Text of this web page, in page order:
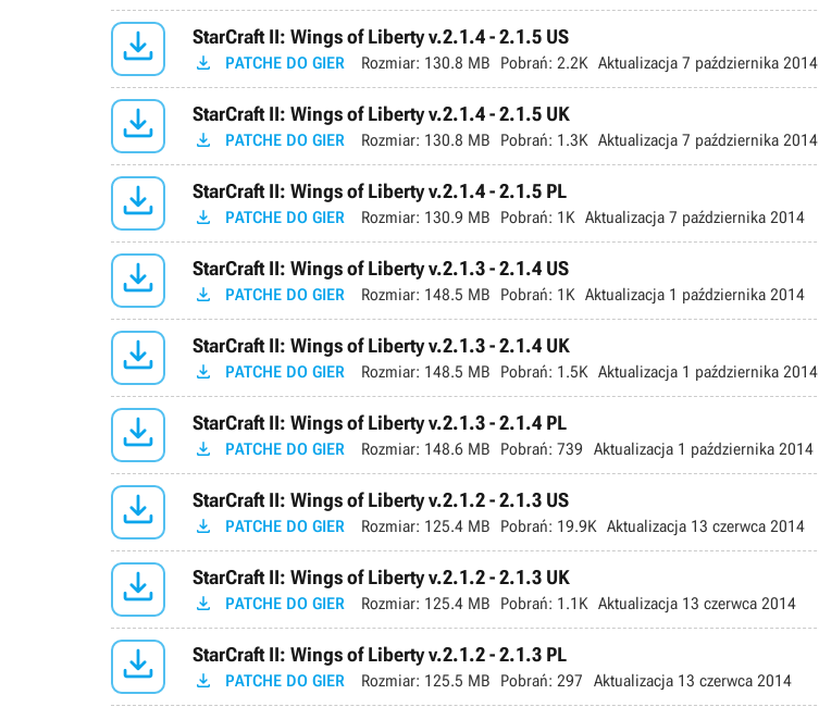
 StarCraft II: Wings of Liberty v.2.1.4 - 2.1.5 US
 PATCHE DO GIER Rozmiar: 130.8 MB Pobrań: 2.2K Aktualizacja 7 października 2014
 StarCraft II: Wings of Liberty v.2.1.4 - 2.1.5 UK
 PATCHE DO GIER Rozmiar: 130.8 MB Pobrań: 1.3K Aktualizacja 7 października 2014
 StarCraft II: Wings of Liberty v.2.1.4 - 2.1.5 PL
 PATCHE DO GIER Rozmiar: 130.9 MB Pobrań: 1K Aktualizacja 7 października 2014
 StarCraft II: Wings of Liberty v.2.1.3 - 2.1.4 US
 PATCHE DO GIER Rozmiar: 148.5 MB Pobrań: 1K Aktualizacja 1 października 2014
 StarCraft II: Wings of Liberty v.2.1.3 - 2.1.4 UK
 PATCHE DO GIER Rozmiar: 148.5 MB Pobrań: 1.5K Aktualizacja 1 października 2014
 StarCraft II: Wings of Liberty v.2.1.3 - 2.1.4 PL
 PATCHE DO GIER Rozmiar: 148.6 MB Pobrań: 739 Aktualizacja 1 października 2014
 StarCraft II: Wings of Liberty v.2.1.2 - 2.1.3 US
 PATCHE DO GIER Rozmiar: 125.4 MB Pobrań: 19.9K Aktualizacja 13 czerwca 2014
 StarCraft II: Wings of Liberty v.2.1.2 - 2.1.3 UK
 PATCHE DO GIER Rozmiar: 125.4 MB Pobrań: 1.1K Aktualizacja 13 czerwca 2014
 StarCraft II: Wings of Liberty v.2.1.2 - 2.1.3 PL
 PATCHE DO GIER Rozmiar: 125.5 MB Pobrań: 297 Aktualizacja 13 czerwca 2014